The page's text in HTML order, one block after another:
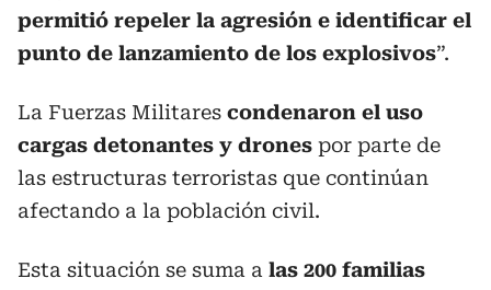
permitió repeler la agresión e identificar el
punto de lanzamiento de los explosivos”.
La Fuerzas Militares condenaron el uso
cargas detonantes y drones por parte de
las estructuras terroristas que continúan
afectando a la población civil.
Esta situación se suma a las 200 familias